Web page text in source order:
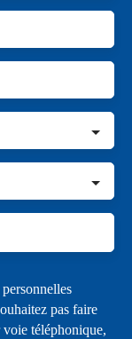
pas faire
téléphonique,